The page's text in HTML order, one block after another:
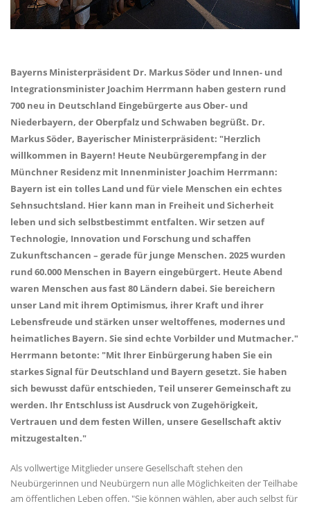
Bayerns Ministerpräsident Dr. Markus Söder und Innen- und
Integrationsminister Joachim Herrmann haben gestern rund
700 neu in Deutschland Eingebürgerte aus Ober- und
Niederbayern, der Oberpfalz und Schwaben begrüßt. Dr.
Markus Söder, Bayerischer Ministerpräsident: "Herzlich
willkommen in Bayern! Heute Neubürgerempfang in der
Münchner Residenz mit Innenminister Joachim Herrmann:
Bayern ist ein tolles Land und für viele Menschen ein echtes
Sehnsuchtsland. Hier kann man in Freiheit und Sicherheit
leben und sich selbstbestimmt entfalten. Wir setzen auf
Technologie, Innovation und Forschung und schaffen
Zukunftschancen – gerade für junge Menschen. 2025 wurden
rund 60.000 Menschen in Bayern eingebürgert. Heute Abend
waren Menschen aus fast 80 Ländern dabei. Sie bereichern
unser Land mit ihrem Optimismus, ihrer Kraft und ihrer
Lebensfreude und stärken unser weltoffenes, modernes und
heimatliches Bayern. Sie sind echte Vorbilder und Mutmacher."
Herrmann betonte: "Mit Ihrer Einbürgerung haben Sie ein
starkes Signal für Deutschland und Bayern gesetzt. Sie haben
sich bewusst dafür entschieden, Teil unserer Gemeinschaft zu
werden. Ihr Entschluss ist Ausdruck von Zugehörigkeit,
Vertrauen und dem festen Willen, unsere Gesellschaft aktiv
mitzugestalten."
Als vollwertige Mitglieder unsere Gesellschaft stehen den
Neubürgerinnen und Neubürgern nun alle Möglichkeiten der Teilhabe
am öffentlichen Leben offen. "Sie können wählen, aber auch selbst für